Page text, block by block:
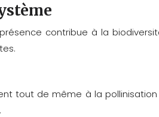
contribue à la
tout de même à la